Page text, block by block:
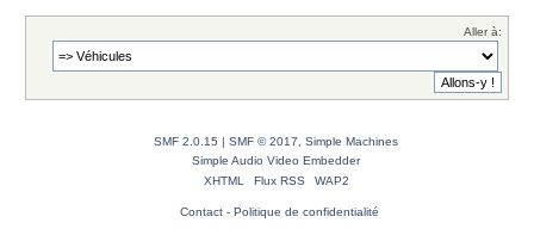
Aller à:
SMF 2.0.15 SMF © 2017, Simple Machines
Simple Audio Video Embedder
XHTML
Flux RSS WAP2
Contact- Politique de confidentialité